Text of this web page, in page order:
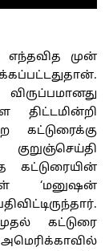
எந்தவித முன்
திட்டமின்றி
கட்டுரைக்கு
கட்டுரையின்
‘மனுஷன்
கட்டுரை